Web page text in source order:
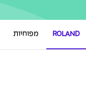
ROLAND מפוחיות